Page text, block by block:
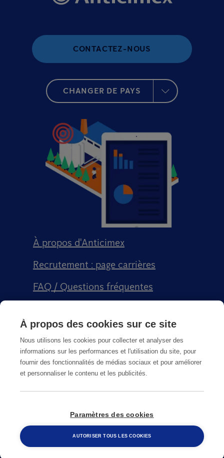
CONTACTEZ-NOUS
CHANGER DE PAYS
À propos d'Anticimex
Recrutement : page carrières
FAQ / Questions fréquentes
Conditions générales de vente CGPS
CGU
© Copyright2026Anticimex
À propos des cookies sur ce site
Nous utilisons les cookies pour collecter et analyser des
informations sur les performances et l'utilisation du site, pour
fournir des fonctionnalités de médias sociaux et pour améliorer
et personnaliser le contenu et les publicités.
Paramètres des cookies
AUTORISER TOUS LES COOKIES